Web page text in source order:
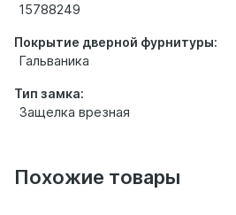
15788249
Покрытие дверной фурнитуры:
Гальваника
Тип замка:
Защелка врезная
Похожие товары